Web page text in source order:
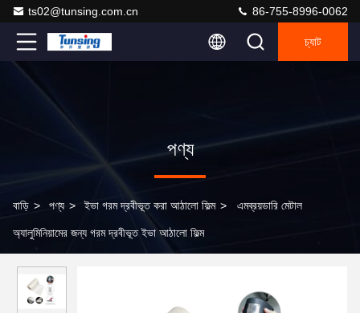
ts02@tunsing.com.cn 86-755-8996-0062
চ্যাট
পণ্য
বাড়ি > পণ্য > ইভা গরম দ্রবীভূত করা আঠালো ফিল্ম > এমব্রয়ডারি মেটাল
অ্যালুমিনিয়ামের জন্য গরম দ্রবীভূত ইভা আঠালো ফিল্ম